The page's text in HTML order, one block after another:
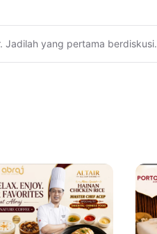
Jadilah yang pertama berdiskusi.